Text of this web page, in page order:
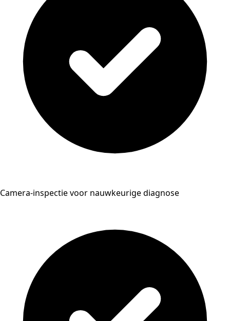
Camera-inspectie voor nauwkeurige diagnose